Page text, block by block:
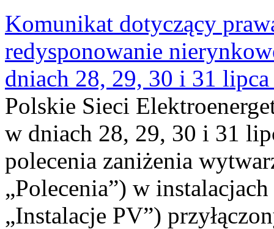
Komunikat dotyczący
redysponowanie
dniach 28, 29, 30 i 31
Polskie Sieci
w dniach 28, 29, 30 i 31
polecenia zaniżenia
„Polecenia”) w
„Instalacje PV”)